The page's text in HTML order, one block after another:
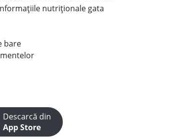
nutriționale gata
bare
Descarcă din
App Store